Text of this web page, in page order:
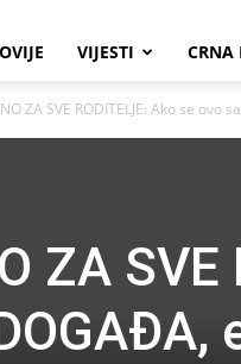
VIJESTI CRNA
ZA SVE RODITELJE: Ako se ovo
ZA